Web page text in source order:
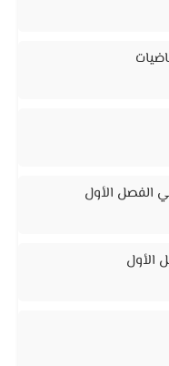
الفصل الأول
الأول